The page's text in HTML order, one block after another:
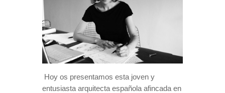
Hoy os presentamos esta joven y
entusiasta arquitecta española afincada en